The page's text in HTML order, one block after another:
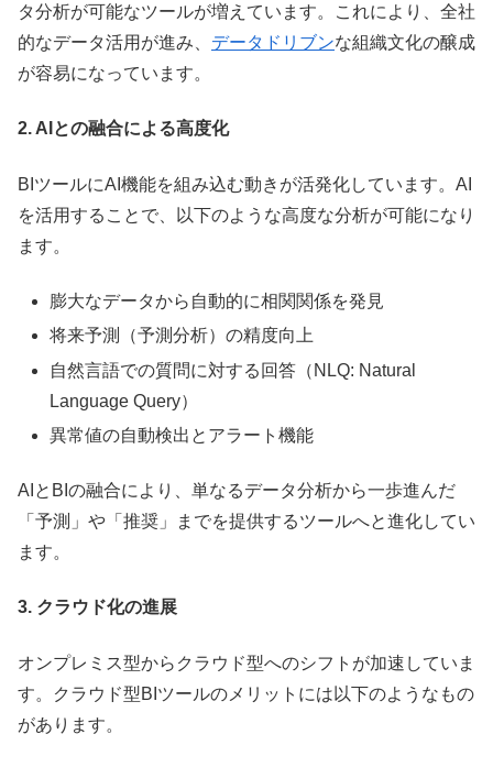
タ分析が可能なツールが増えています。これにより、全社
的なデータ活用が進み、 データドリブンな組織文化の醸成
が容易になっています。
2. AIとの融合による高度化
BIツールにAI機能を組み込む動きが活発化しています。AI
を活用することで、以下のような高度な分析が可能になり
ます。
膨大なデータから自動的に相関関係を発見
将来予測（予測分析）の精度向上
自然言語での質問に対する回答（NLQ: Natural
Language Query）
異常値の自動検出とアラート機能
AIとBIの融合により、単なるデータ分析から一歩進んだ
「予測」や「推奨」までを提供するツールへと進化してい
ます。
3. クラウド化の進展
オンプレミス型からクラウド型へのシフトが加速していま
す。クラウド型BIツールのメリットには以下のようなもの
があります。